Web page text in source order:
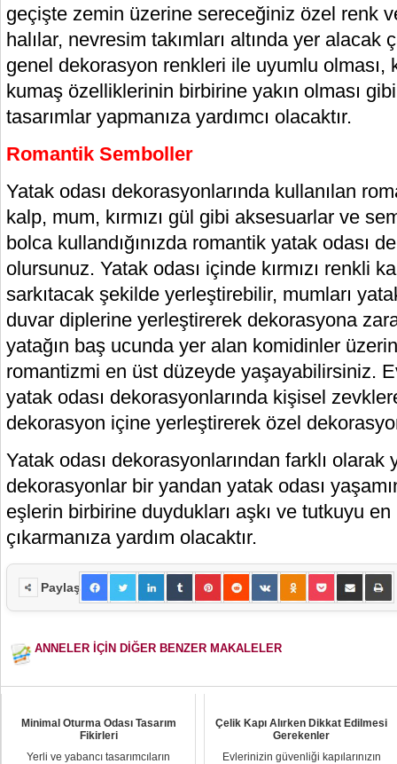
geçişte zemin üzerine sereceğiniz özel renk
halılar, nevresim takımları altında yer alacak
genel dekorasyon renkleri ile uyumlu olması,
kumaş özelliklerinin birbirine yakın olması
tasarımlar yapmanıza yardımcı olacaktır.
Romantik Semboller
Yatak odası dekorasyonlarında kullanılan
kalp, mum, kırmızı gül gibi aksesuarlar ve
bolca kullandığınızda romantik yatak odası
olursunuz. Yatak odası içinde kırmızı renkli
sarkıtacak şekilde yerleştirebilir, mumları
duvar diplerine yerleştirerek dekorasyona
yatağın baş ucunda yer alan komidinler
romantizmi en üst düzeyde yaşayabilirsiniz.
yatak odası dekorasyonlarında kişisel
dekorasyon içine yerleştirerek özel
Yatak odası dekorasyonlarından farklı olarak
dekorasyonlar bir yandan yatak odası
eşlerin birbirine duydukları aşkı ve tutkuyu
çıkarmanıza yardım olacaktır.
Paylaş
ANNELER İÇİN DİĞER BENZER MAKALELER
Minimal Oturma Odası Tasarım
Fikirleri
Yerli ve yabancı tasarımcıların
Çelik Kapı Alırken Dikkat Edilmesi
Gerekenler
Evlerinizin güvenliği kapılarınızın